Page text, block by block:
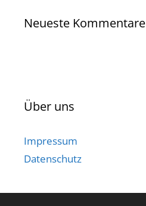
Neueste Kommentare
Über uns
Impressum
Datenschutz